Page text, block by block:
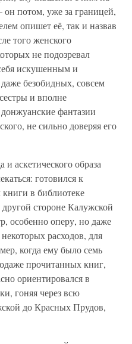
потом, уже за границей,
опишет её, так и назвав
того женского
не подозревал
искушенным и
безобидных, совсем
и вполне
фантазии
не сильно доверяя его
аскетического образа
готовился к
в библиотеке
стороне Калужской
особенно оперу, но даже
расходов, для
когда ему было семь
прочитанных книг,
ориентировался в
гоняя через всю
до Красных Прудов,